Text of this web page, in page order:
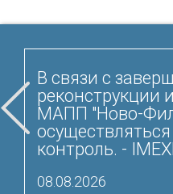
В связи с
реконструкции
МАПП "Ново-
контроль. -
08.08.2026